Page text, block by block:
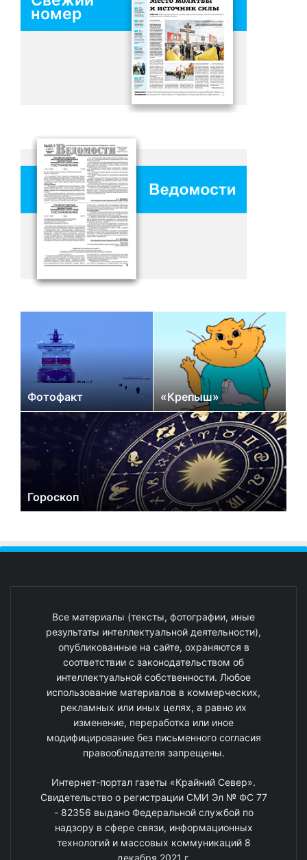
номер
Фотофакт «Крепыш»
Гороскоп
Все материалы (тексты, фотографии, иные
результаты интеллектуальной деятельности),
опубликованные на сайте, охраняются в
соответствии с законодательством об
интеллектуальной собственности. Любое
использование материалов в коммерческих,
рекламных или иных целях, а равно их
изменение, переработка или иное
модифицирование без письменного согласия
правообладателя запрещены.
Интернет-портал газеты «Крайний Север».
Свидетельство о регистрации СМИ Эл № ФС 77
- 82356 выдано Федеральной службой по
надзору в сфере связи, информационных
технологий и массовых коммуникаций 8
декабря 2021 г.